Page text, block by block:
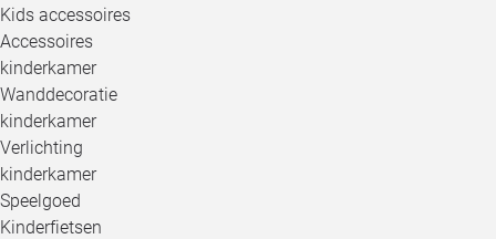
Kids accessoires
Accessoires
kinderkamer
Wanddecoratie
kinderkamer
Verlichting
kinderkamer
Speelgoed
Kinderfietsen